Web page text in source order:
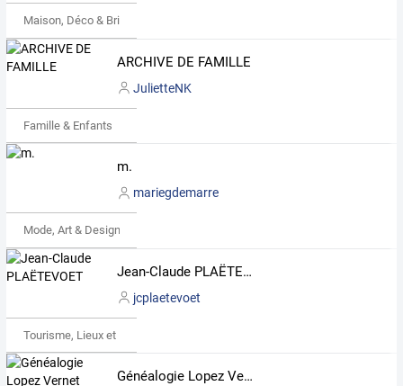
Maison, Déco & Bricolage
ARCHIVE DE FAMILLE
JulietteNK
Famille & Enfants
m.
mariegdemarre
Mode, Art & Design
Jean-Claude PLAËTEVOET
jcplaetevoet
Tourisme, Lieux et Événements
Généalogie Lopez Vernet